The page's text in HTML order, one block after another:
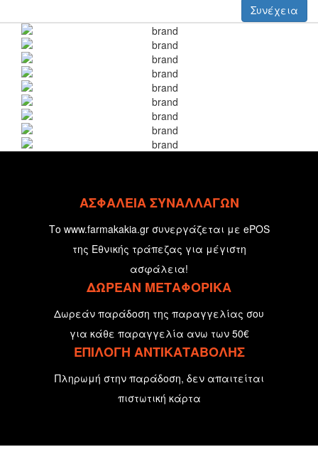
Συνέχεια
ΑΣΦΑΛΕΙΑ ΣΥΝΑΛΛΑΓΩΝ
Το www.farmakakia.gr συνεργάζεται με ePOS
της Εθνικής τράπεζας για μέγιστη
ασφάλεια!
ΔΩΡΕΑΝ ΜΕΤΑΦΟΡΙΚΑ
Δωρεάν παράδοση της παραγγελίας σου
για κάθε παραγγελία ανω των 50€
ΕΠΙΛΟΓΗ ΑΝΤΙΚΑΤΑΒΟΛΗΣ
Πληρωμή στην παράδοση, δεν απαιτείται
πιστωτική κάρτα